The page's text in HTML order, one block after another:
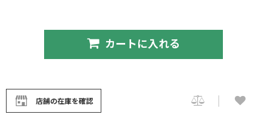
カートに入れる
店舗の在庫を確認